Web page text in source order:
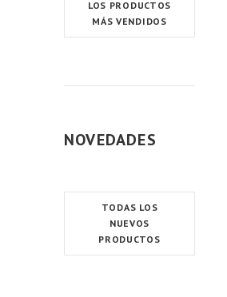
LOS PRODUCTOS
MÁS VENDIDOS
NOVEDADES
TODAS LOS
NUEVOS
PRODUCTOS